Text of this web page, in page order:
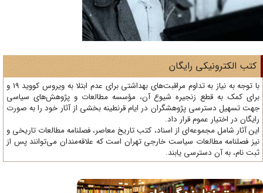
الکترونیکی رایگان
با توجه به نیاز به تداوم مراقبت‌های بهداشتی برای عدم ابتلا به ویروس کووید 19 و
کمک به قطع زنجیره شیوع آن، مؤسسه مطالعات و پژوهش‌های سیاسی
تسهیل دسترسی پژوهشگران در ایام قرنطینه بخشی از آثار خود را به صورت
در اختیار عموم قرار داد.
آثار شامل مجموعه‌ای از اسناد، کتب تاریخ معاصر، فصلنامه‌ مطالعات تاریخی و
فصلنامه مطالعات سیاست خارجی تهران است که علاقه‌مندان می‌توانند پس از
نام، به آن دسترسی یابند.